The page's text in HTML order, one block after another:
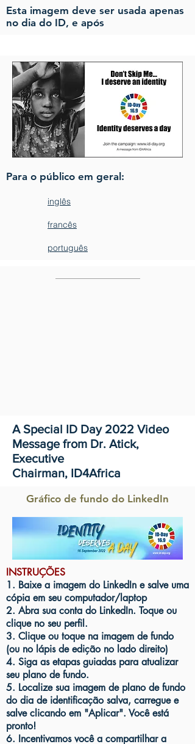
Esta imagem deve ser usada apenas
no dia do ID, e após
Para o público em geral:
inglês
francês
português
A Special ID Day 2022 Video
Message from Dr. Atick,
Executive
Chairman, ID4Africa
Gráfico de fundo do LinkedIn
INSTRUÇÕES
1. Baixe a imagem do LinkedIn e salve uma
cópia em seu computador/laptop
2. Abra sua conta do LinkedIn. Toque ou
clique no seu perfil.
3. Clique ou toque na imagem de fundo
(ou no lápis de edição no lado direito)
4. Siga as etapas guiadas para atualizar
seu plano de fundo.
5. Localize sua imagem de plano de fundo
do dia de identificação salva, carregue e
salve clicando em "Aplicar". Você está
pronto!
6. Incentivamos você a compartilhar a